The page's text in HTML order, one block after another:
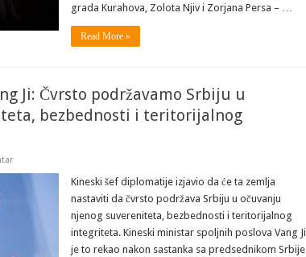
grada Kurahova, Zolota Njiv i Zorjana Persa – …
Read More »
Ji: Čvrsto podržavamo Srbiju u
bezbednosti i teritorijalnog
Kineski šef diplomatije izjavio da će ta zemlja
nastaviti da čvrsto podržava Srbiju u očuvanju
njenog suvereniteta, bezbednosti i teritorijalnog
integriteta. Kineski ministar spoljnih poslova Vang Ji
je to rekao nakon sastanka sa predsednikom Srbije